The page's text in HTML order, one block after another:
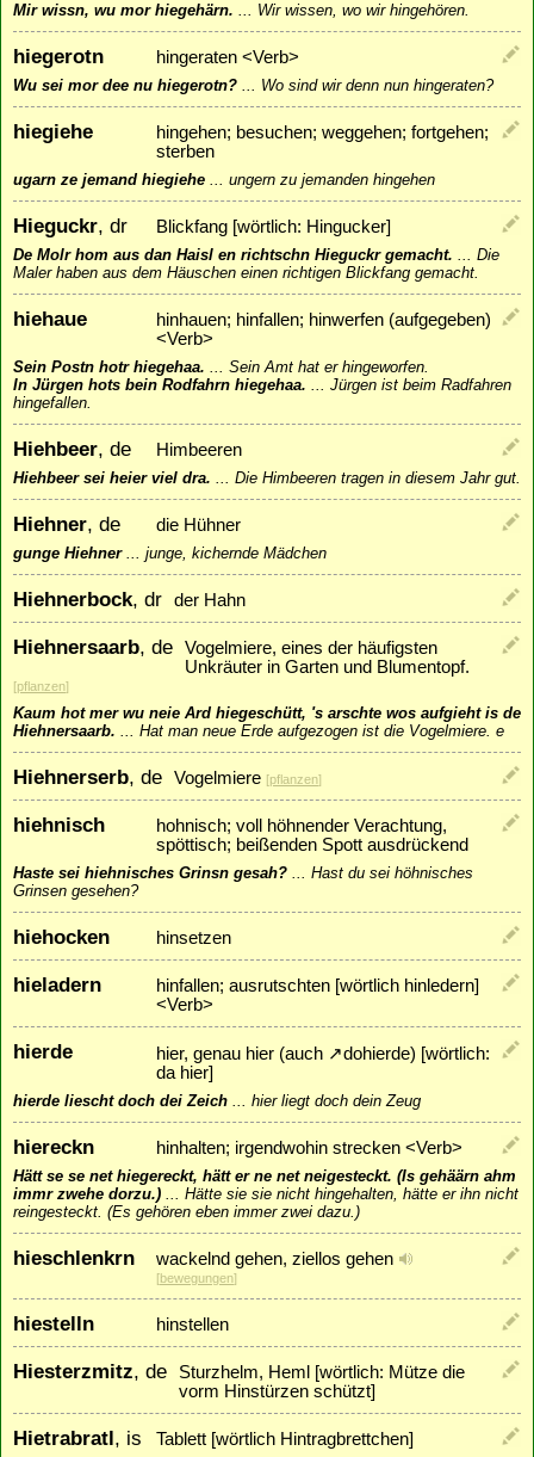
Mir wissn, wu mor hiegehärn. Wir wissen, wo wir hingehören.
hiegerotn hingeraten <Verb>
Wu sei mor dee nu hiegerotn? Wo sind wir denn nun hingeraten?
hiegiehe
hingehen; besuchen; weggehen; fortgehen;
sterben
ugarn ze jemand hiegiehe ungern zu jemanden hingehen
Hieguckr, dr Blickfang [wörtlich: Hingucker]
De Molr hom aus dan Haisl en richtschn Hieguckr gemacht.
Die
Maler haben aus dem Häuschen einen richtigen Blickfang gemacht.
hiehaue
hinhauen; hinfallen; hinwerfen (aufgegeben)
<Verb>
Sein Postn hotr hiegehaa.
Sein Amt hat er hingeworfen.
In Jürgen hots bein Rodfahrn hiegehaa.
Jürgen ist beim Radfahren
hingefallen.
Hiehbeer, de Himbeeren
Hiehbeer sei heier viel dra. Die Himbeeren tragen in diesem Jahr gut.
Hiehner, de die Hühner
gunge Hiehner... junge, kichernde Mädchen
Hiehnerbock, dr der Hahn
Hiehnersaarb, de
Vogelmiere, eines der häufigsten
Unkräuter in Garten und Blumentopf.
[pflanzen]
Kaum hot mer wu neie Ard hiegeschütt, 's arschte wos aufgieht is de
Hiehnersaarb.
Hat man neue Erde aufgezogen ist die Vogelmiere. e
Hiehnerserb, de Vogelmiere [pflanzen]
hiehnisch
hohnisch; voll höhnender Verachtung,
spöttisch; beißenden Spott ausdrückend
Haste sei hiehnisches Grinsn gesah?
Hast du sei höhnisches
Grinsen gesehen?
hiehocken hinsetzen
hieladern
hinfallen; ausrutschten [wörtlich hinledern]
<Verb>
hierde hier, genau hier (auch ↗dohierde) [wörtlich:
da hier]
hierde liescht doch dei Zeich hier liegt doch dein Zeug
hiereckn hinhalten; irgendwohin strecken <Verb>
Hätt se se net hiegereckt, hätt er ne net neigesteckt. (Is gehäärn ahm
immr zwehe dorzu.)
Hätte sie sie nicht hingehalten, hätte er ihn nicht
reingesteckt. (Es gehören eben immer zwei dazu.)
hieschlenkrn wackelnd gehen, ziellos gehen
[bewegungen]
hiestelln hinstellen
Hiesterzmitz, de
Sturzhelm, Heml [wörtlich: Mütze die
vorm Hinstürzen schützt]
Hietrabratl, is Tablett [wörtlich Hintragbrettchen]